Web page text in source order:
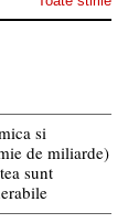
si
de miliarde)
sunt